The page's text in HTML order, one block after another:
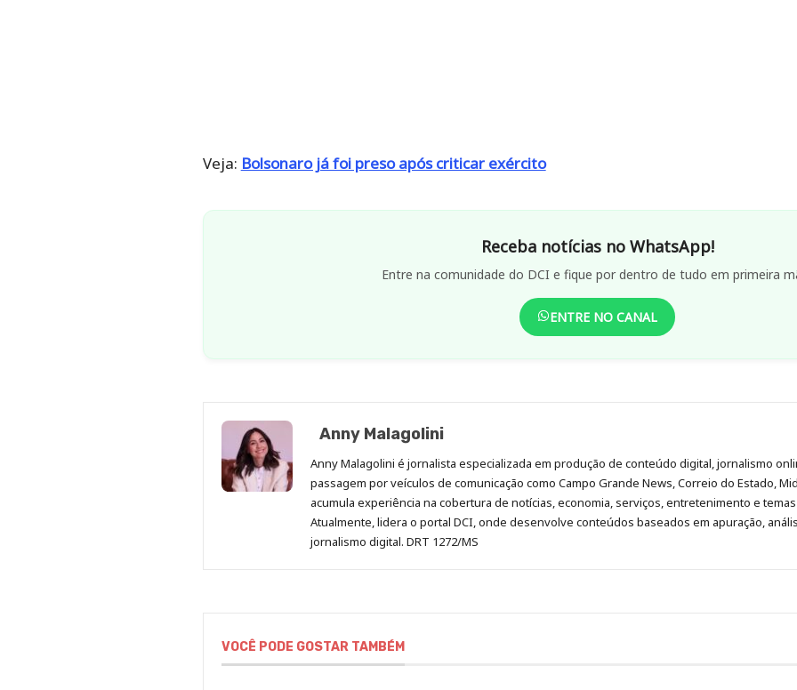
Veja: Bolsonaro já foi preso após criticar exército
Receba notícias no WhatsApp!
Entre na comunidade do DCI e fique por dentro de tudo em primeira
ENTRE NO CANAL
Anny Malagolini
Anny Malagolini é jornalista especializada em produção de conteúdo digital, jornalismo
passagem por veículos de comunicação como Campo Grande News, Correio do Estado,
acumula experiência na cobertura de notícias, economia, serviços, entretenimento e
Atualmente, lidera o portal DCI, onde desenvolve conteúdos baseados em apuração,
jornalismo digital. DRT 1272/MS
VOCÊ PODE GOSTAR TAMBÉM